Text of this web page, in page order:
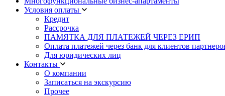
Условия оплаты
Кредит
Рассрочка
ПАМЯТКА ДЛЯ ПЛАТЕЖЕЙ ЧЕРЕЗ ЕРИП
Оплата платежей через банк для клиентов
Для юридических лиц
Контакты
О компании
Записаться на экскурсию
Прочее